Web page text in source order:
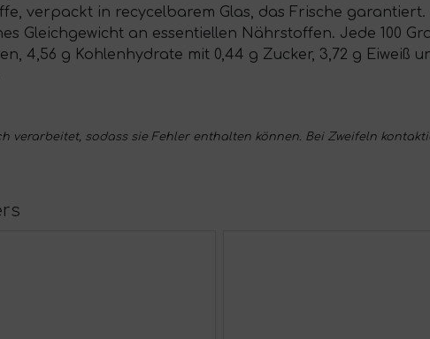
verpackt in recycelbarem Glas, das Frische
Gleichgewicht an essentiellen Nährstoffen. Jede 100
4,56 g Kohlenhydrate mit 0,44 g Zucker, 3,72 g Eiweiß
verarbeitet, sodass sie Fehler enthalten können. Bei Zweifeln